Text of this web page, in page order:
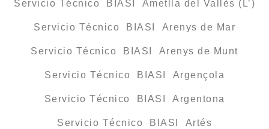
Servicio Técnico BIASI Ametlla del Vallès (L’)
Servicio Técnico BIASI Arenys de Mar
Servicio Técnico BIASI Arenys de Munt
Servicio Técnico BIASI Argençola
Servicio Técnico BIASI Argentona
Servicio Técnico BIASI Artés